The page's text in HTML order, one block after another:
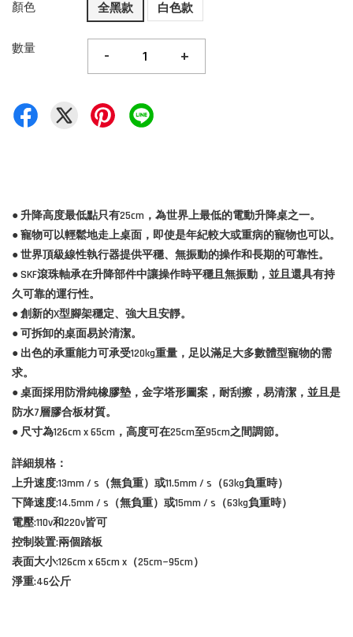
顏色 全黑款 白色款
數量 - +
● 升降高度最低點只有25cm，為世界上最低的電動升降桌之一。
● 寵物可以輕鬆地走上桌面，即使是年紀較大或重病的寵物也可以。
● 世界頂級線性執行器提供平穩、無振動的操作和長期的可靠性。
● SKF滾珠軸承在升降部件中讓操作時平穩且無振動，並且還具有持
久可靠的運行性。
● 創新的X型腳架穩定、強大且安靜。
● 可拆卸的桌面易於清潔。
● 出色的承重能力可承受120kg重量，足以滿足大多數體型寵物的需
求。
● 桌面採用防滑純橡膠墊，金字塔形圖案，耐刮擦，易清潔，並且是
防水7層膠合板材質。
● 尺寸為126cm x 65cm，高度可在25cm至95cm之間調節。
詳細規格：
上升速度:13mm / s（無負重）或11.5mm / s（63kg負重時）
下降速度:14.5mm / s（無負重）或15mm / s（63kg負重時）
電壓:110v和220v皆可
控制裝置:兩個踏板
表面大小:126cm x 65cm x（25cm~95cm）
淨重:46公斤